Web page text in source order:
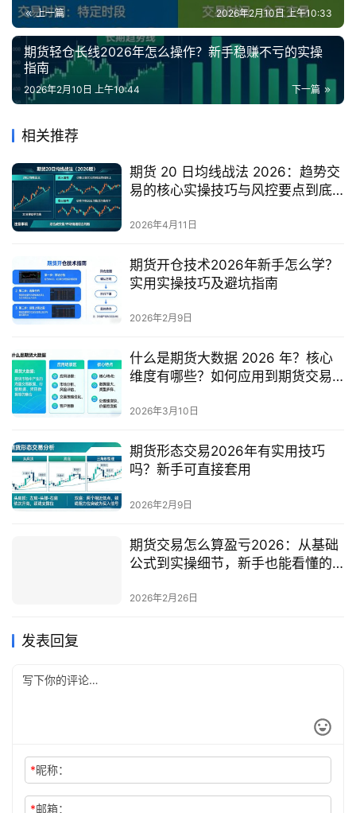
上一篇 2026年2月10日 上午10:33
期货轻仓长线2026年怎么操作？新手稳赚不亏的实操
指南
下一篇
2026年2月10日 上午10:44
相关推荐
期货 20 日均线战法 2026：趋势交
易的核心实操技巧与风控要点到底
2026年4月11日
期货开仓技术2026年新手怎么学？
实用实操技巧及避坑指南
2026年2月9日
什么是期货大数据 2026 年？核心
维度有哪些？如何应用到期货交易
2026年3月10日
期货形态交易2026年有实用技巧
吗？新手可直接套用
2026年2月9日
期货交易怎么算盈亏2026：从基础
公式到实操细节，新手也能看懂的
2026年2月26日
发表回复
*昵称：
*邮箱：